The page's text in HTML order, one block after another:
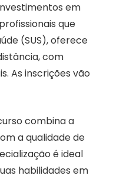
em
que
(SUS), oferece
com
As inscrições vão
combina a
a qualidade de
é ideal
habilidades em